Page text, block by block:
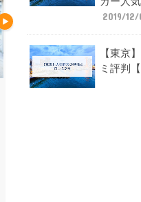
2019/12/
【東京
ミ評判